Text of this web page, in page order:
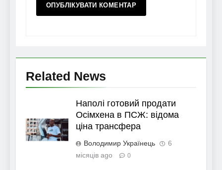
Related News
Наполі готовий продати
Осімхена в ПСЖ: відома
ціна трансфера
Володимир Українець
6
місяців ago
0